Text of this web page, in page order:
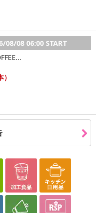
ト専用ナイトブラで行うこ
してません！
よいから
08/08 06:00 START